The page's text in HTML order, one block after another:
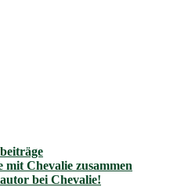
mit Chevalie zusammen
bei Chevalie!